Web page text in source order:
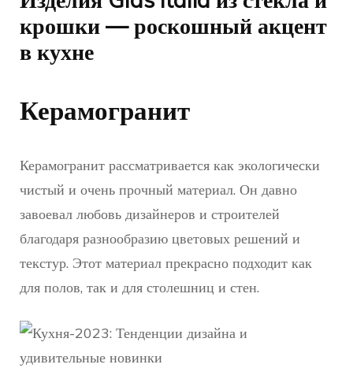
крошки — роскошный акцент
в кухне
Керамогранит
Керамогранит рассматривается как экологически
чистый и очень прочный материал. Он давно
завоевал любовь дизайнеров и строителей
благодаря разнообразию цветовых решений и
текстур. Этот материал прекрасно подходит как
для полов, так и для столешниц и стен.